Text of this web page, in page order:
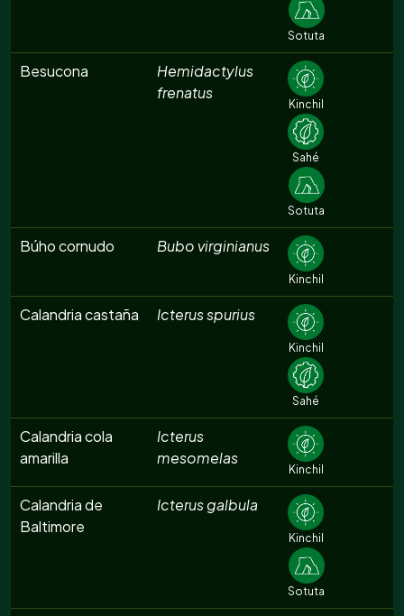
Sotuta
Besucona
Hemidactylus
frenatus
Kinchil
Sahé
Sotuta
Búho cornudo Bubo virginianus
Kinchil
Calandria castaña Icterus spurius
Kinchil
Sahé
Calandria cola
amarilla
Icterus
mesomelas
Kinchil
Calandria de
Baltimore
Icterus galbula
Kinchil
Sotuta